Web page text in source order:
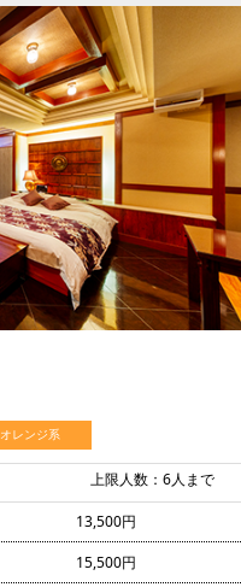
オレンジ系
上限人数：6人まで
13,500円
15,500円